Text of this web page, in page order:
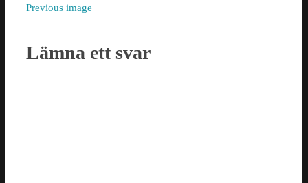
Previous image
Lämna ett svar